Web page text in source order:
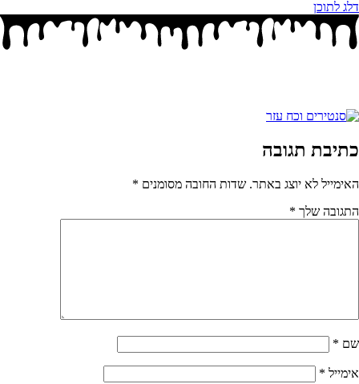
דלג לתוכן
כתיבת תגובה
האימייל לא יוצג באתר. שדות החובה מסומנים *
התגובה שלך *
שם *
אימייל *